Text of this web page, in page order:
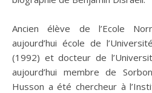
Ancien élève de l’Ecole
aujourd’hui école de
(1992) et docteur de
aujourd’hui membre de
Husson a été chercheur à